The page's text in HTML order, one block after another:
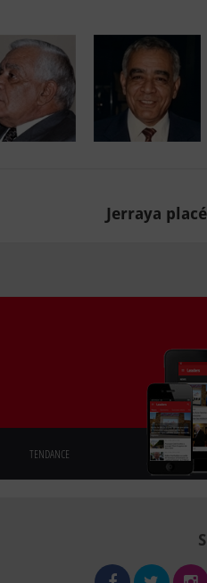
Jerraya
TENDANCE